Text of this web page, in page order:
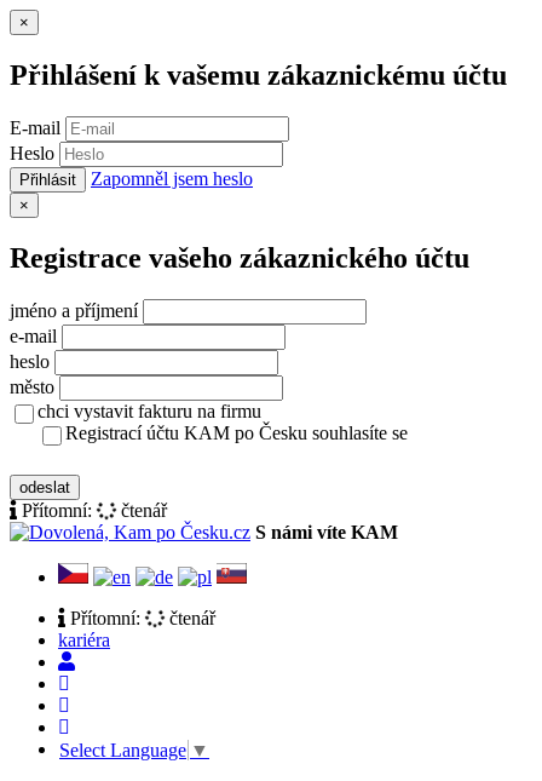
×
Přihlášení k vašemu zákaznickému účtu
E-mail
Heslo
Přihlásit Zapomněl jsem heslo
×
Registrace vašeho zákaznického účtu
jméno a příjmení
e-mail
heslo
město
chci vystavit fakturu na firmu
Registrací účtu KAM po Česku souhlasíte se
odeslat
Přítomní:
čtenář
S námi víte KAM
Přítomní:
čtenář
kariéra
Select Language ▼